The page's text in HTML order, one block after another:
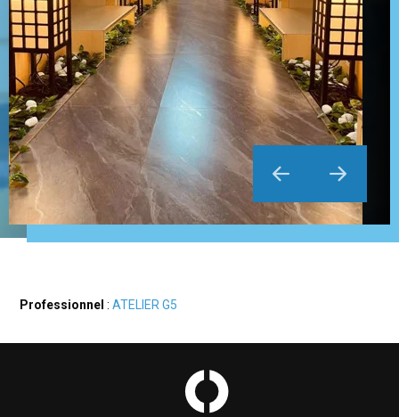
Professionnel : ATELIER G5
Commerce Design Strasbourg